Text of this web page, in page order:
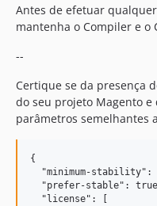
Antes de efetuar
mantenha o Compiler e o
--
Certique se da presença
do seu projeto Magento e
parâmetros semelhantes
{
"minimum-stability":
"prefer-stable":
  "license": [